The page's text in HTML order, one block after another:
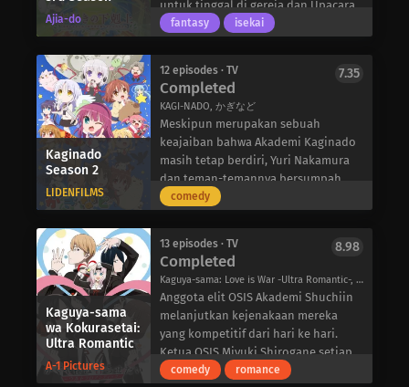
masing memiliki keunikan tersendiri.
Meskipun jalan di depan mungkin
utamanya untuk menyatu dengan
kudanya.
Fujii, penyanyi berbakat yang
terinspirasi untuk menekuni profesi
yang mengubah hidupnya. Bersama
dengan Reimi Itsushiro yang penuh
semangat dan Hibiki Morishima yang
santai, Kana berlatih di Karasuma
Phoniatric Clinic di bawah
bimbingan Ria Karasuma yang tegas
dan baik hati.
Ketika mereka berusaha untuk
berbagai tabib yang penuh warna di
sepanjang jalan, dan menemukan
bahwa ada lebih banyak hal dalam
pengobatan vokal daripada sekadar
belajar dengan tekun!
Ajia-do
untuk tinggal di gereja dan Upacara
Penahbisan yang akan datang.
yang luar biasa, dia telah menarik
perhatian banyak orang berbahaya,
yang bersedia melakukan apa saja
untuk mendapatkan Myne.
Untuk menjaganya tetap aman,
Kepala Pendeta menugaskan Myne
sebagai pengawal dan
menyarankannya untuk diadopsi
keputusan yang akan memaksanya
untuk meninggalkan keluarganya.
Karena Myne menentang ide
tersebut, Kepala Pendeta
memberinya ultimatum: dia bisa
bersama keluarganya hingga berusia
10 tahun, tetapi jika dia dianggap
terlalu labil, dia akan segera
fantasy isekai
Kaginado
Season 2
LIDENFILMS
12 episodes · TV
Completed
KAGI-NADO, かぎなど
7.35
Meskipun merupakan sebuah
keajaiban bahwa Akademi Kaginado
masih tetap berdiri, Yuri Nakamura
dan teman-temannya bersumpah
untuk membalas dendam kepada
menunjukkan banyak keanehan, dia
mengusulkan bahwa akademi
tersebut sebenarnya adalah tempat
untuk kehidupan setelah kematian.
Teori Yuri membuat semua orang
gelisah; beberapa orang mulai
mempertanyakan dan bahkan
menebak-nebak ingatan mereka
comedy
Kaguya-sama
wa Kokurasetai:
Ultra Romantic
A-1 Pictures
13 episodes · TV
Completed
Kaguya-sama: Love is War -Ultra Romantic-, Kaguya-sama wa Kokurasetai: Tensai-tachi no Renai Zunousen 3rd Season, Kaguya-sama: Love is War Season 3rd Season, かぐや様は告らせたい-ウルトラロマンティック-
8.98
Anggota elit OSIS Akademi Shuchiin
melanjutkan kejenakaan mereka
yang kompetitif dari hari ke hari.
Ketua OSIS Miyuki Shirogane setiap
hari berseteru dengan wakil ketua
comedy romance